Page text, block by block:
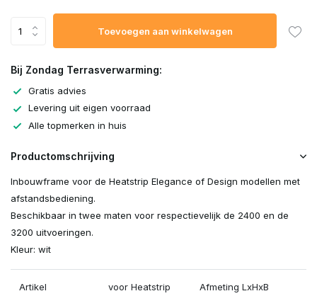
Toevoegen aan winkelwagen
Bij Zondag Terrasverwarming:
Gratis advies
Levering uit eigen voorraad
Alle topmerken in huis
Productomschrijving
Inbouwframe voor de Heatstrip Elegance of Design modellen met
afstandsbediening.
Beschikbaar in twee maten voor respectievelijk de 2400 en de
3200 uitvoeringen.
Kleur: wit
Artikel voor Heatstrip Afmeting LxHxB